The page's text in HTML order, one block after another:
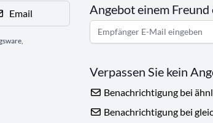
Email Angebot einem Freund
Verpassen Sie kein
Benachrichtigung bei
Benachrichtigung bei